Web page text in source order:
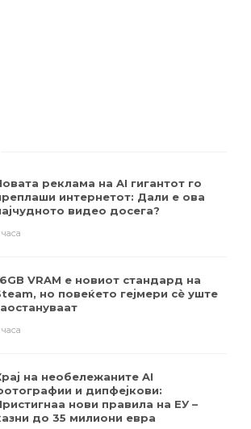
реклама на AI гигантот го
интернетот: Дали е ова
видео досега?
VRAM е новиот стандард на
но повеќето гејмери ​​сè уште
на необележаните AI
и дипфејкови:
нови правила на ЕУ –
до 35 милиони евра